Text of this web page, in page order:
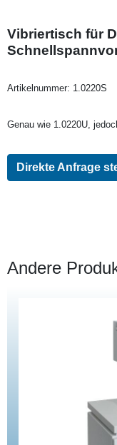
Vibriertisch für
Artikelnummer: 1.0220S
Genau wie 1.0220U,
Direkte Anfrage
Andere